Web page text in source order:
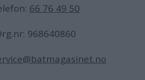
66 76 49 50
968640860